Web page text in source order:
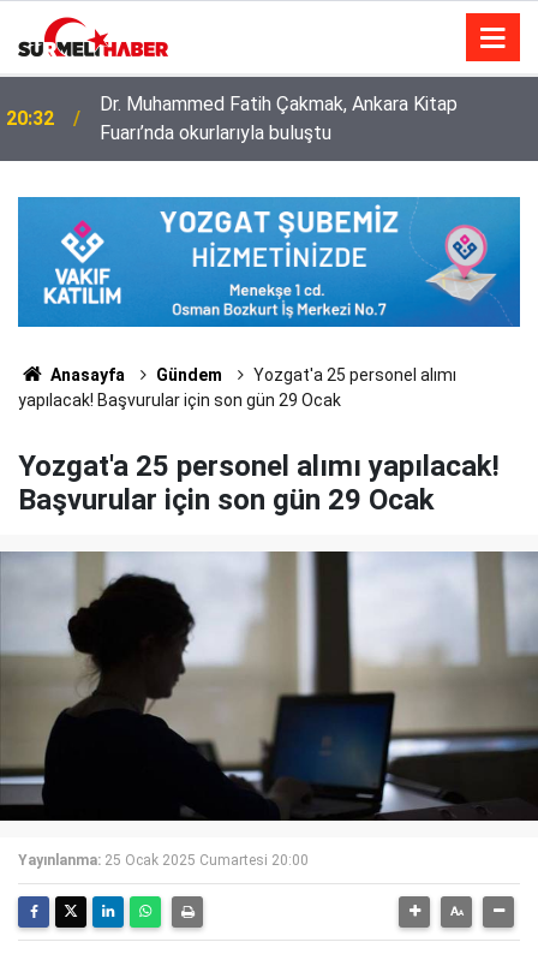
14:52
Diyanet İşleri Başkanlığı ile Türkiye Diyanet Vakfı
milyonları sevindirdi
Anasayfa Gündem
Yozgat'a 25 personel alımı
yapılacak! Başvurular için son gün 29 Ocak
Yozgat'a 25 personel alımı yapılacak!
Başvurular için son gün 29 Ocak
Yayınlanma: 25 Ocak 2025 Cumartesi 20:00